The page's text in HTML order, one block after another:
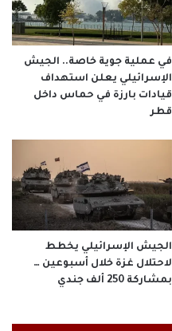
في عملية جوية خاصة.. الجيش
الإسرائيلي يعلن استهداف
قيادات بارزة في حماس داخل
قطر
الجيش الإسرائيلي يخطط
لاحتلال غزة خلال أسبوعين …
بمشاركة 250 ألف جندي